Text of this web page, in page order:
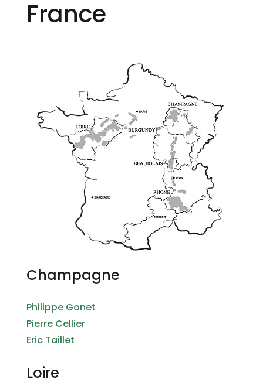
France
Champagne
Philippe Gonet
Pierre Cellier
Eric Taillet
Loire